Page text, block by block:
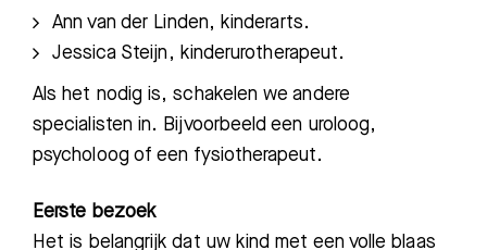
Ann van der Linden, kinderarts.
Jessica Steijn, kinderurotherapeut.
Als het nodig is, schakelen we andere
specialisten in. Bijvoorbeeld een uroloog,
psycholoog of een fysiotherapeut.
Eerste bezoek
Het is belangrijk dat uw kind met een volle blaas